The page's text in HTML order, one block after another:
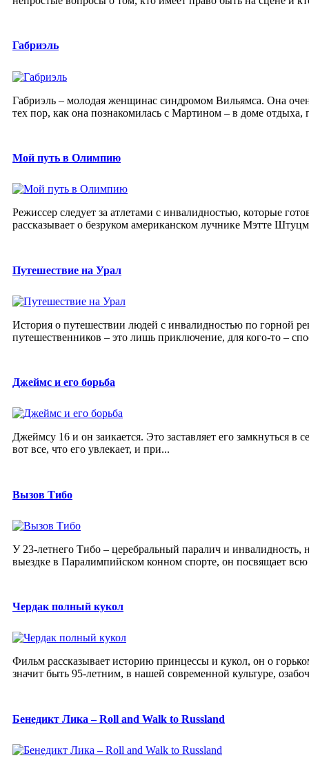
Габриэль
Габриэль – молодая женщинас синдромом Вильямса. Она
тех пор, как она познакомилась с Мартином – в доме
Мой путь в Олимпию
Режиссер следует за атлетами с инвалидностью, которые
рассказывает о безруком американском лучнике Мэтте
Путешествие на Урал
История о путешествии людей с инвалидностью по горной
путешественников – это лишь приключение, для кого-то –
Джеймс и его борьба
Джеймсу 16 и он заикается. Это заставляет его замкнуться
вот все, что его увлекает, и при...
Вызов Тибо
У 23-летнего Тибо – церебральный паралич и
выездке в Паралимпийском конном спорте, он посвящает
Чердак полный кукол
Фильм рассказывает историю принцессы и кукол, он о
значит быть 95-летним, в нашей современной культуре,
Бенедикт Лика – Roll and Walk to Russland